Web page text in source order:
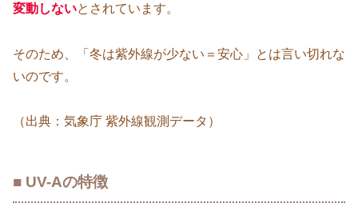
変動しないとされています。
そのため、「冬は紫外線が少ない＝安心」とは言い切れな
いのです。
（出典：気象庁 紫外線観測データ）
■ UV-Aの特徴